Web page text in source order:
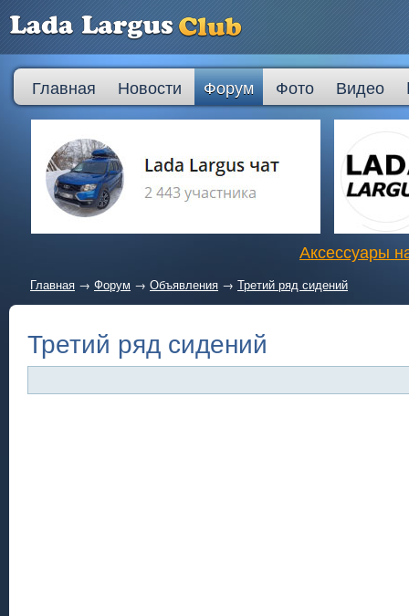
Главная Новости Форум Фото Видео
Аксессуары
Главная → Форум → Объявления → Третий ряд сидений
Третий ряд сидений